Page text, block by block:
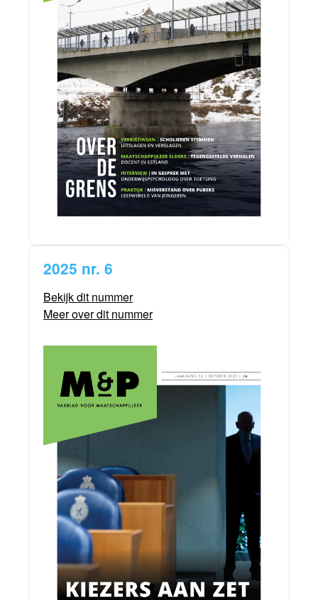
2025 nr. 6
Bekijk dit nummer
Meer over dit nummer